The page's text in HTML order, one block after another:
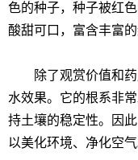
色的种子，种子被红
酸甜可口，富含丰富
除了观赏价值和药
水效果。它的根系非
持土壤的稳定性。因
以美化环境、净化空气